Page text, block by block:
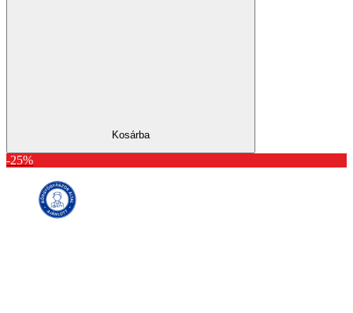
Kosárba
-25%